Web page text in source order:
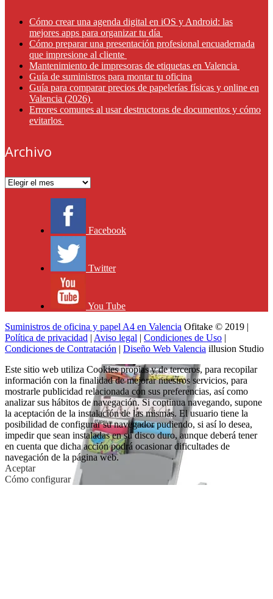
Cómo crear una agenda digital en iOS y Android: las
mejores apps para organizar tu día
Cómo preparar una presentación profesional encuadernada
que impresione al cliente
Mantenimiento de impresoras de etiquetas en Valencia
Guía de suministros para montar tu oficina
Guía para comparar precios de papelerías físicas y online en
Valencia (2026)
Errores comunes al usar destructoras de documentos y cómo
evitarlos
Archivo
Archivo
Facebook
Twitter
You Tube
Suministros de oficina y papel A4 en Valencia Ofitake © 2019 |
Política de privacidad | Aviso legal | Condiciones de Uso |
Condiciones de Contratación | Diseño Web Valencia illusion Studio
Este sitio web utiliza Cookies propias y de terceros, para recopilar
información con la finalidad de mejorar nuestros servicios, para
mostrarle publicidad relacionada con sus preferencias, así como
analizar sus hábitos de navegación. Si continua navegando, supone
la aceptación de la instalación de las mismas. El usuario tiene la
posibilidad de configurar su navegador pudiendo, si así lo desea,
impedir que sean instaladas en su disco duro, aunque deberá tener
en cuenta que dicha acción podrá ocasionar dificultades de
navegación de la página web.
Aceptar
Cómo configurar